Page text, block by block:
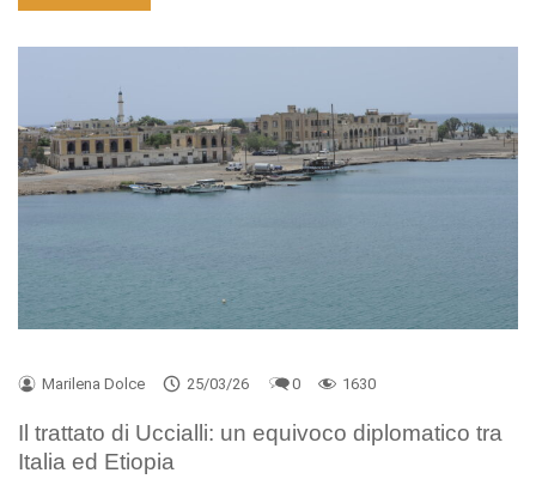
Marilena Dolce 25/03/26 0 1630
Il trattato di Uccialli: un equivoco diplomatico tra
Italia ed Etiopia